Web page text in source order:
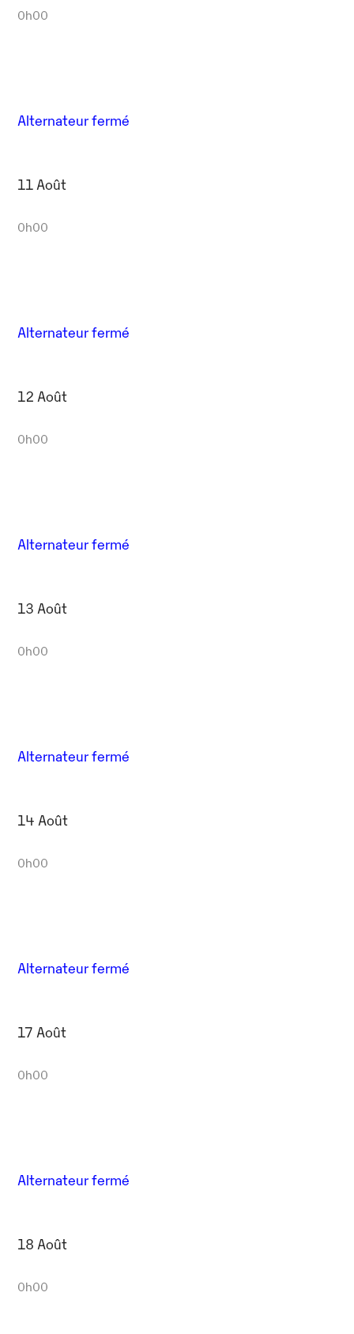
0h00
Alternateur fermé
11 Août
0h00
Alternateur fermé
12 Août
0h00
Alternateur fermé
13 Août
0h00
Alternateur fermé
14 Août
0h00
Alternateur fermé
17 Août
0h00
Alternateur fermé
18 Août
0h00